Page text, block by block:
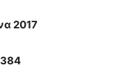
2017